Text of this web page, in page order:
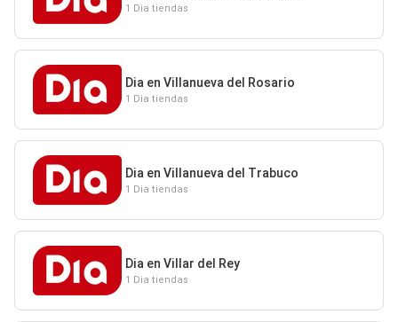
1 Dia tiendas
Dia en Villanueva del Rosario
1 Dia tiendas
Dia en Villanueva del Trabuco
1 Dia tiendas
Dia en Villar del Rey
1 Dia tiendas